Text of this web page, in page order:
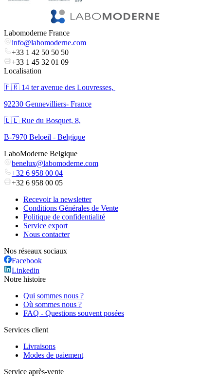
Labomoderne France
info@labomoderne.com
+33 1 42 50 50 50
+33 1 45 32 01 09
Localisation
🇫🇷 ​14 ter avenue des Louvresses,
92230 Gennevilliers- France
🇧🇪 Rue du Bosquet, 8,
B-7970 Beloeil - Belgique
LaboModerne Belgique
benelux@labomoderne.com
+32 6 958 00 04
+32 6 958 00 05
Recevoir la newsletter
Conditions Générales de Vente
Politique de confidentialité
Service export
Nous contacter
Nos réseaux sociaux
Facebook
Linkedin
Notre histoire
Qui sommes nous ?
Où sommes nous ?
FAQ - Questions souvent posées
Services client
Livraisons
Modes de paiement
Service après-vente